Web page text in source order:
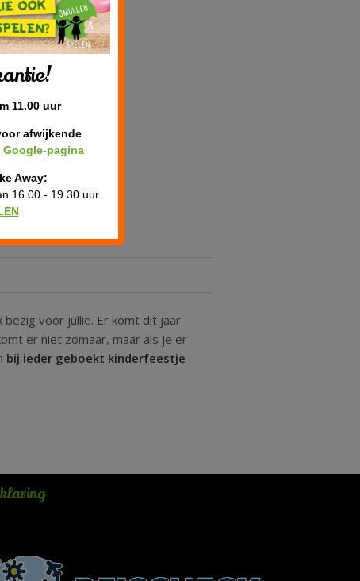
voor jullie. Er komt dit jaar
er niet zomaar, maar als je er
bij ieder geboekt kinderfeestje
11.00 uur
afwijkende
Google-pagina
Away:
16.00 - 19.30 uur.